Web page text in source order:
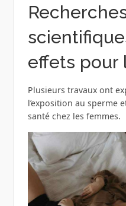
effets pour
Plusieurs travaux ont
l’exposition au sperme
santé chez les femmes.